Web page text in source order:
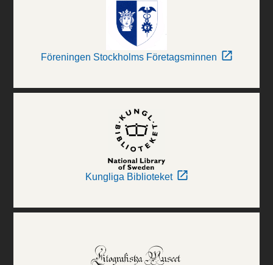
Föreningen Stockholms Företagsminnen
Kungliga Biblioteket